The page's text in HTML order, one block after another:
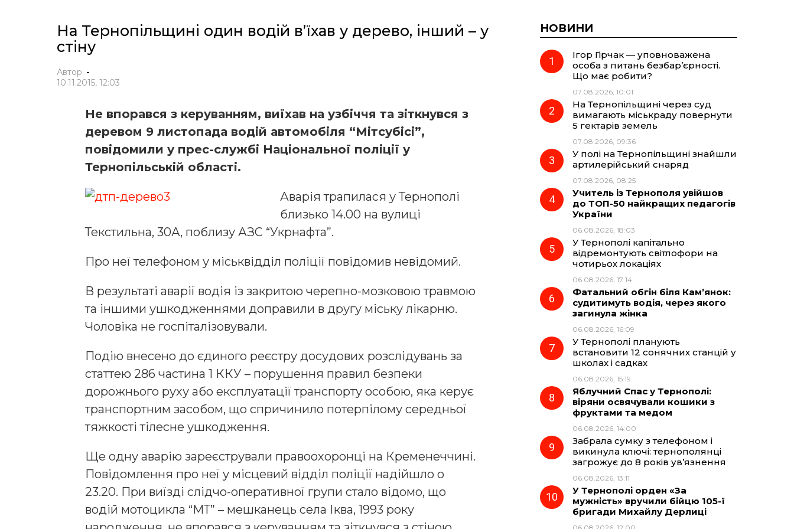
На Тернопільщині один водій в’їхав у дерево, інший – у
стіну
Автор: -
10.11.2015, 12:03
Не впорався з керуванням, виїхав на узбіччя та зіткнувся з
деревом 9 листопада водій автомобіля “Мітсубісі”,
повідомили у прес-службі Національної поліції у
Тернопільській області.
Аварія трапилася у Тернополі
близько 14.00 на вулиці
Текстильна, 30А, поблизу АЗС “Укрнафта”.
Про неї телефоном у міськвідділ поліції повідомив невідомий.
В результаті аварії водія із закритою черепно-мозковою травмою
та іншими ушкодженнями доправили в другу міську лікарню.
Чоловіка не госпіталізовували.
Подію внесено до єдиного реєстру досудових розслідувань за
статтею 286 частина 1 ККУ – порушення правил безпеки
дорожнього руху або експлуатації транспорту особою, яка керує
транспортним засобом, що спричинило потерпілому середньої
тяжкості тілесне ушкодження.
Ще одну аварію зареєстрували правоохоронці на Кременеччині.
Повідомлення про неї у місцевий відділ поліції надійшло о
23.20. При виїзді слідчо-оперативної групи стало відомо, що
водій мотоцикла “МТ” – мешканець села Іква, 1993 року
НОВИНИ
Ігор Гірчак — уповноважена
особа з питань безбар’єрності.
Що має робити?
07.08.2026, 10:01
На Тернопільщині через суд
вимагають міськраду повернути
5 гектарів земель
07.08.2026, 09:36
У полі на Тернопільщині знайшли
артилерійський снаряд
07.08.2026, 08:25
Учитель із Тернополя увійшов
до ТОП-50 найкращих педагогів
України
06.08.2026, 18:03
У Тернополі капітально
відремонтують світлофори на
чотирьох локаціях
06.08.2026, 17:14
Фатальний обгін біля Кам’янок:
судитимуть водія, через якого
загинула жінка
06.08.2026, 16:09
У Тернополі планують
встановити 12 сонячних станцій у
школах і садках
06.08.2026, 15:19
Яблучний Спас у Тернополі:
віряни освячували кошики з
фруктами та медом
06.08.2026, 14:00
Забрала сумку з телефоном і
викинула ключі: тернополянці
загрожує до 8 років ув’язнення
06.08.2026, 13:11
У Тернополі орден «За
мужність» вручили бійцю 105-ї
бригади Михайлу Дерлиці